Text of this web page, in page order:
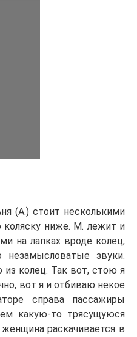
(А.) стоит несколькими
коляску ниже. М. лежит и
на лапках вроде колец,
звуки.
из колец. Так вот, стою я
вот я и отбиваю некое
справа пассажиры
какую-то трясущуюся
раскачивается в